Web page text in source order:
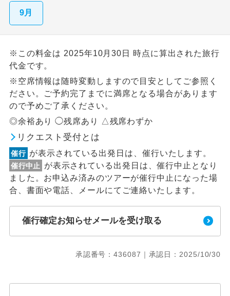
9月
※この料金は 2025年10月30日 時点に算出された旅行
代金です。
※空席情報は随時変動しますので目安としてご参照く
ださい。ご予約完了までに満席となる場合があります
ので予めご了承ください。
◎余裕あり ◯残席あり △残席わずか
リクエスト受付とは
催行 が表示されている出発日は、催行いたします。
催行中止
が表示されている出発日は、催行中止となり
ました。お申込み済みのツアーが催行中止になった場
合、書面や電話、メールにてご連絡いたします。
催行確定お知らせメールを受け取る
承認番号：436087｜承認日：2025/10/30